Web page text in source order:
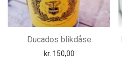
Ducados blikdåse
kr. 150,00